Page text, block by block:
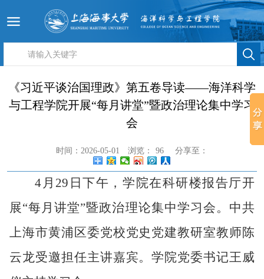
《习近平谈治国理政》第五卷导读——海洋科学
与工程学院开展“每月讲堂”暨政治理论集中学习
会
时间：2026-05-01 浏览： 96 分享至：
4 月 29 日下午，学院在科研楼报告厅开
展“每月讲堂”暨政治理论集中学习会。中共
上海市黄浦区委党校党史党建教研室教师陈
云龙受邀担任主讲嘉宾。学院党委书记王威